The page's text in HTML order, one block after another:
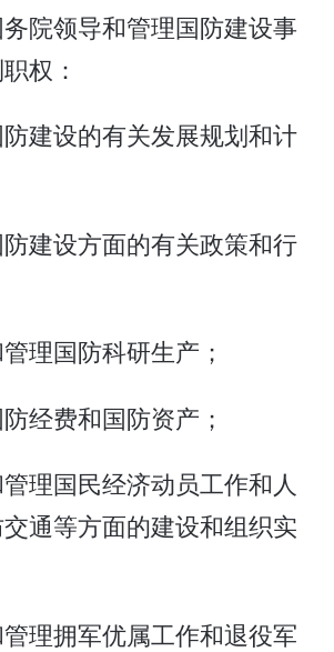
院领导和管理国防建设事
权：
防建设的有关发展规划和计
防建设方面的有关政策和行
管理国防科研生产；
防经费和国防资产；
管理国民经济动员工作和人
通等方面的建设和组织实
管理拥军优属工作和退役军